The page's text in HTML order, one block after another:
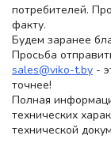
потребителей.
факту.
Будем заранее
Просьба
sales@viko-t.by -
точнее!
Полная
технических
технической